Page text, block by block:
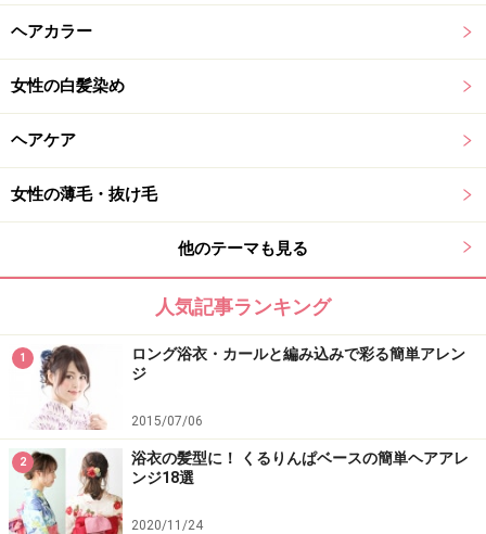
ヘアカラー
女性の白髪染め
ヘアケア
女性の薄毛・抜け毛
他のテーマも見る
人気記事ランキング
1
ロング浴衣・カールと編み込みで彩る簡単アレン
ジ
2015/07/06
2
浴衣の髪型に！ くるりんぱベースの簡単ヘアアレ
ンジ18選
2020/11/24